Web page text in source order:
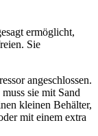
ermöglicht,
Sie
angeschlossen.
sie mit Sand
kleinen Behälter,
mit einem extra